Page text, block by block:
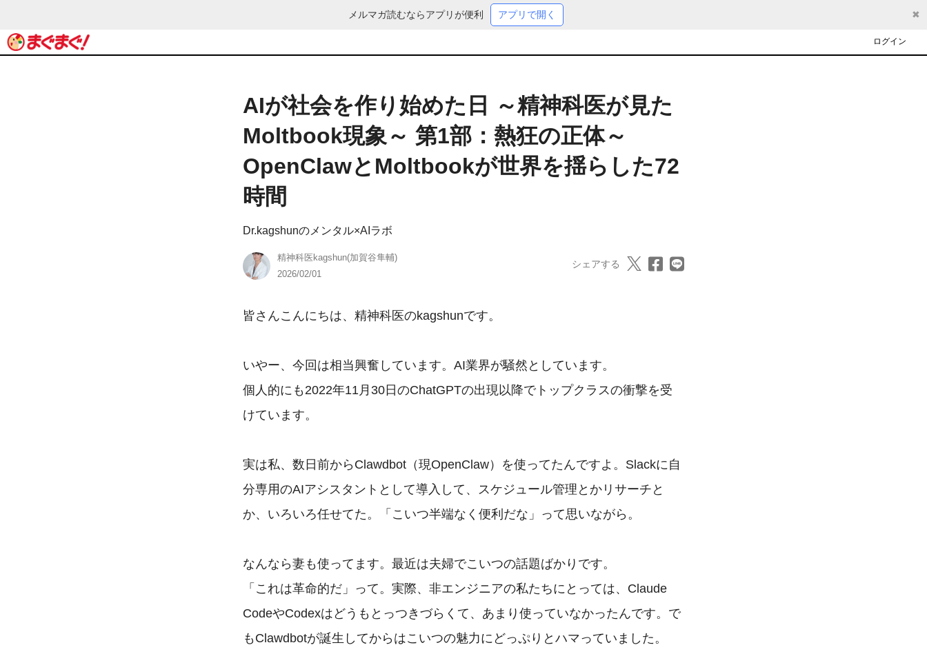
メルマガ読むならアプリが便利 アプリで開く ✖
ログイン
AIが社会を作り始めた日 ～精神科医が見た
Moltbook現象～ 第1部：熱狂の正体～
OpenClawとMoltbookが世界を揺らした72
時間
Dr.kagshunのメンタル×AIラボ
精神科医kagshun(加賀谷隼輔)
2026/02/01
シェアする
皆さんこんにちは、精神科医のkagshunです。
いやー、今回は相当興奮しています。AI業界が騒然としています。
個人的にも2022年11月30日のChatGPTの出現以降でトップクラスの衝撃を受
けています。
実は私、数日前からClawdbot（現OpenClaw）を使ってたんですよ。Slackに自
分専用のAIアシスタントとして導入して、スケジュール管理とかリサーチと
か、いろいろ任せてた。「こいつ半端なく便利だな」って思いながら。
なんなら妻も使ってます。最近は夫婦でこいつの話題ばかりです。
「これは革命的だ」って。実際、非エンジニアの私たちにとっては、Claude
CodeやCodexはどうもとっつきづらくて、あまり使っていなかったんです。で
もClawdbotが誕生してからはこいつの魅力にどっぷりとハマっていました。